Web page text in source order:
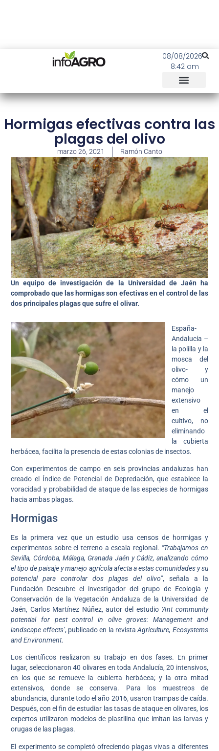
08/08/2026
8:42 am
Hormigas efectivas contra las
plagas del olivo
marzo 26, 2021 Ramón Canto
Un equipo de investigación de la Universidad de Jaén ha
comprobado que las hormigas son efectivas en el control de las
dos principales plagas que sufre el olivar.
España-
Andalucía –
la polilla y la
mosca del
olivo- y
cómo un
manejo
extensivo
en el
cultivo, no
eliminando
la cubierta
herbácea, facilita la presencia de estas colonias de insectos.
Con experimentos de campo en seis provincias andaluzas han
creado el Índice de Potencial de Depredación, que establece la
voracidad y probabilidad de ataque de las especies de hormigas
hacia ambas plagas.
Hormigas
Es la primera vez que un estudio usa censos de hormigas y
experimentos sobre el terreno a escala regional. “Trabajamos en
Sevilla, Córdoba, Málaga, Granada Jaén y Cádiz, analizando cómo
el tipo de paisaje y manejo agrícola afecta a estas comunidades y su
potencial para controlar dos plagas del olivo”, señala a la
Fundación Descubre el investigador del grupo de Ecología y
Conservación de la Vegetación Andaluza de la Universidad de
Jaén, Carlos Martínez Núñez, autor del estudio ‘Ant community
potential for pest control in olive groves: Management and
landscape effects’, publicado en la revistaAgriculture, Ecosystems
and Environment.
Los científicos realizaron su trabajo en dos fases. En primer
lugar, seleccionaron 40 olivares en toda Andalucía, 20 intensivos,
en los que se remueve la cubierta herbácea; y la otra mitad
extensivos, donde se conserva. Para los muestreos de
abundancia, durante todo el año 2016, usaron trampas de caída.
Después, con el fin de estudiar las tasas de ataque en olivares, los
expertos utilizaron modelos de plastilina que imitan las larvas y
orugas de las plagas.
El experimento se completó ofreciendo plagas vivas a diferentes